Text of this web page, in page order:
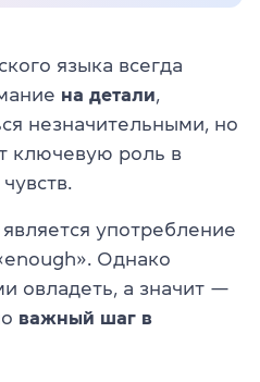
языка всегда
на детали
незначительными, но
ключевую роль в
употребление
Однако
овладеть, а значит —
важный шаг в